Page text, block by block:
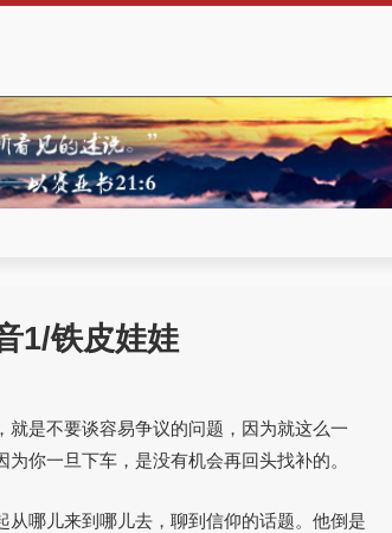
1/铁皮娃娃
是不要谈容易争议的问题，因为就这么一
你一旦下车，是没有机会再回头找补的。
哪儿来到哪儿去，聊到信仰的话题。他倒是